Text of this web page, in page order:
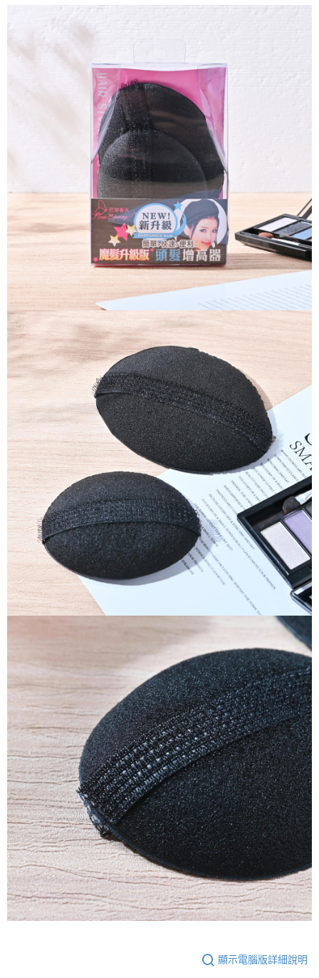
「AFTEE先享後付」，若未經同意申辦者引起之損失，本公司不負相關責
時審查核予不同之上限額度；若仍有額度不足之情形，本公司將視審查結果
５．嚴禁一人註冊多個帳號或使用他人資訊註冊。若發現惡意使用之情形，
恩沛科技股份有限公司將有權停止該用戶之使用額度並採取法律行動。
每筆NT$100，滿NT$790(含以上)免運費
付款後寶雅門市自取(由倉庫統一出貨)
每筆NT$80，滿NT$290(含以上)免運費
顯示電腦版詳細說明